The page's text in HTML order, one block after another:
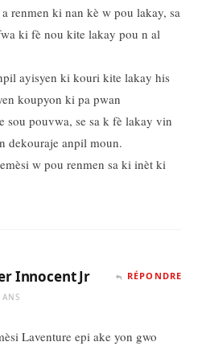
renmen ki nan kè w pou lakay, sa
ki fè nou kite lakay pou n al
ayisyen ki kouri kite lakay his
koupyon ki pa pwan
sou pouvwa, se sa k fè lakay vin
dekouraje anpil moun.
w pou renmen sa ki inèt ki
Innocent Jr RÉPONDRE
Laventure epi ake yon gwo